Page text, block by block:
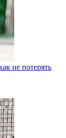
не потерять